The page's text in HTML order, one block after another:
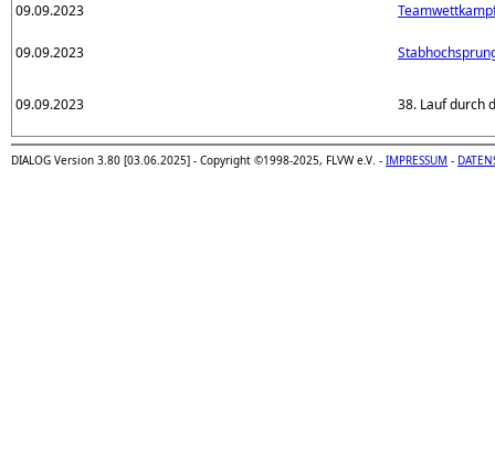
09.09.2023
09.09.2023
09.09.2023 38. Lauf durch
DIALOG Version 3.80 [03.06.2025] - Copyright ©1998-2025, FLVW e.V. - IMPRESSUM -